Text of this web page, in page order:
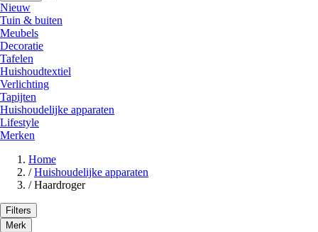
Nieuw
Tuin & buiten
Meubels
Decoratie
Tafelen
Huishoudtextiel
Verlichting
Tapijten
Huishoudelijke apparaten
Lifestyle
Merken
Home
/ Huishoudelijke apparaten
/ Haardroger
Filters
Merk